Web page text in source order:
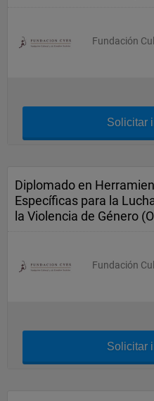
Fundación
Solicitar
Diplomado en
Específicas para la
la Violencia de Género
Fundación
Solicitar